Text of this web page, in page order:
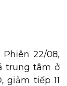
Phiên 22/08,
trung tâm ở
giảm tiếp 11